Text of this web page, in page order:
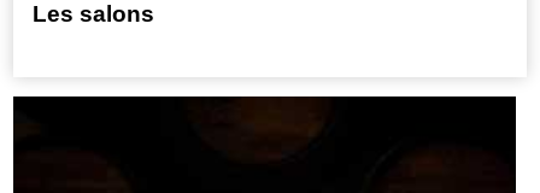
Les salons